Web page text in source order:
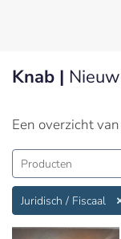
Knab |
Een overzicht
Producten
Juridisch / Fiscaal